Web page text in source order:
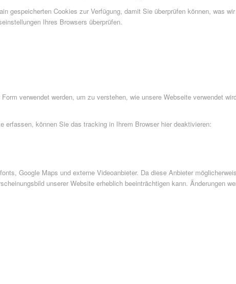
gespeicherten Cookies zur Verfügung, damit Sie überprüfen können, was
Ihres Browsers überprüfen.
verwendet werden, um zu verstehen, wie unsere Webseite verwendet
können Sie das tracking in Ihrem Browser hier deaktivieren:
Google Maps und externe Videoanbieter. Da diese Anbieter
unserer Website erheblich beeinträchtigen kann. Änderungen